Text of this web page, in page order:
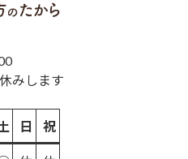
みします
日 祝